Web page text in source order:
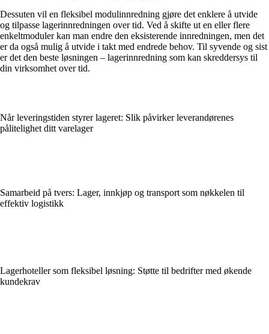
Dessuten vil en fleksibel modulinnredning gjøre det enklere å utvide
og tilpasse lagerinnredningen over tid. Ved å skifte ut en eller flere
enkeltmoduler kan man endre den eksisterende innredningen, men det
er da også mulig å utvide i takt med endrede behov. Til syvende og sist
er det den beste løsningen – lagerinnredning som kan skreddersys til
din virksomhet over tid.
Når leveringstiden styrer lageret: Slik påvirker leverandørenes
pålitelighet ditt varelager
Samarbeid på tvers: Lager, innkjøp og transport som nøkkelen til
effektiv logistikk
Lagerhoteller som fleksibel løsning: Støtte til bedrifter med økende
kundekrav